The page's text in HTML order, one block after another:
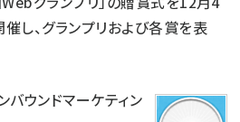
し、グランプリおよび各賞を表
ウンドマーケティン